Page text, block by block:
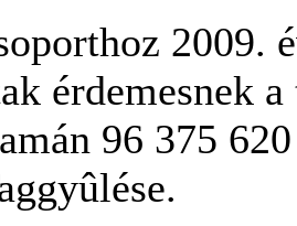
2009.
érdemesnek
96 375